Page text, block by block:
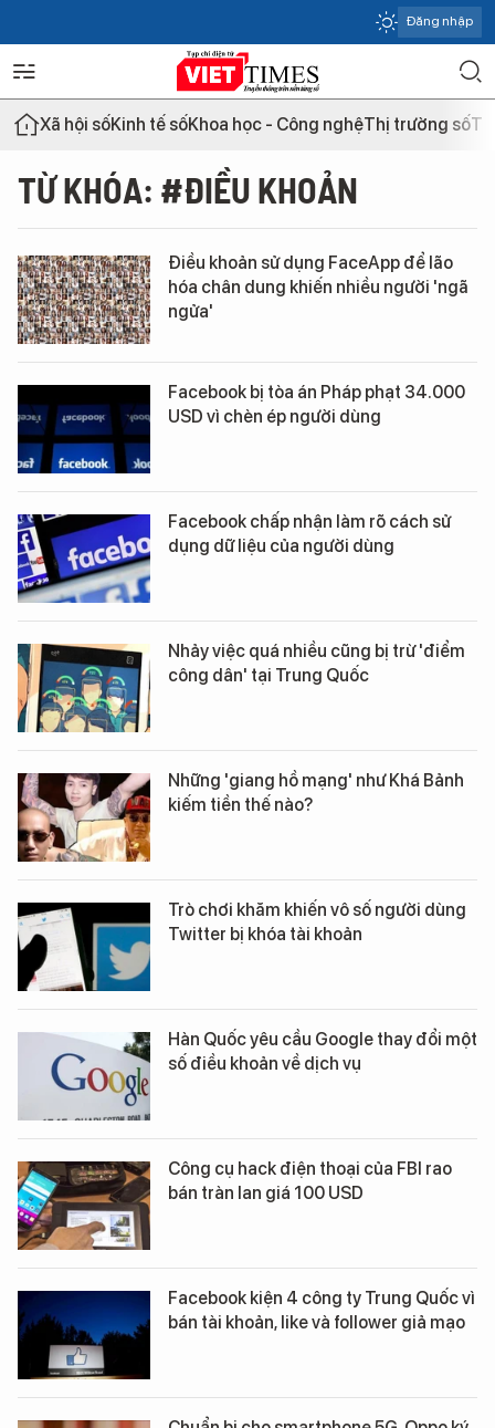
Đăng nhập
Xã hội sốKinh tế sốKhoa học - Công nghệThị trường số
TỪ KHÓA: #ĐIỀU KHOẢN
Điều khoản sử dụng FaceApp để lão
hóa chân dung khiến nhiều người 'ngã
ngửa'
Facebook bị tòa án Pháp phạt 34.000
USD vì chèn ép người dùng
Facebook chấp nhận làm rõ cách sử
dụng dữ liệu của người dùng
Nhảy việc quá nhiều cũng bị trừ 'điểm
công dân' tại Trung Quốc
Những 'giang hồ mạng' như Khá Bảnh
kiếm tiền thế nào?
Trò chơi khăm khiến vô số người dùng
Twitter bị khóa tài khoản
Hàn Quốc yêu cầu Google thay đổi một
số điều khoản về dịch vụ
Công cụ hack điện thoại của FBI rao
bán tràn lan giá 100 USD
Facebook kiện 4 công ty Trung Quốc vì
bán tài khoản, like và follower giả mạo